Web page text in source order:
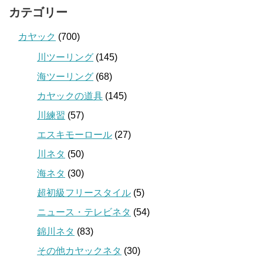
カテゴリー
カヤック (700)
川ツーリング (145)
海ツーリング (68)
カヤックの道具 (145)
川練習 (57)
エスキモーロール (27)
川ネタ (50)
海ネタ (30)
超初級フリースタイル (5)
ニュース・テレビネタ (54)
錦川ネタ (83)
その他カヤックネタ (30)